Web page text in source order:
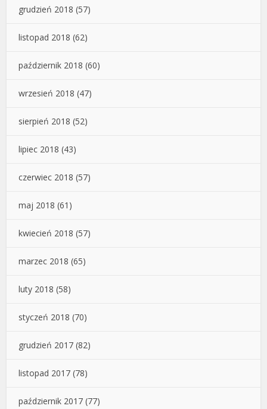
grudzień 2018 (57)
listopad 2018 (62)
październik 2018 (60)
wrzesień 2018 (47)
sierpień 2018 (52)
lipiec 2018 (43)
czerwiec 2018 (57)
maj 2018 (61)
kwiecień 2018 (57)
marzec 2018 (65)
luty 2018 (58)
styczeń 2018 (70)
grudzień 2017 (82)
listopad 2017 (78)
październik 2017 (77)